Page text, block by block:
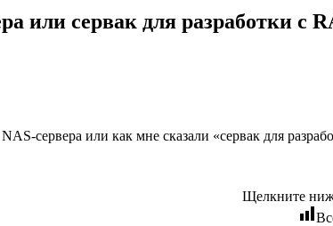
или сервак для разработки с
сервера или как мне сказали «сервак для
Щелкните